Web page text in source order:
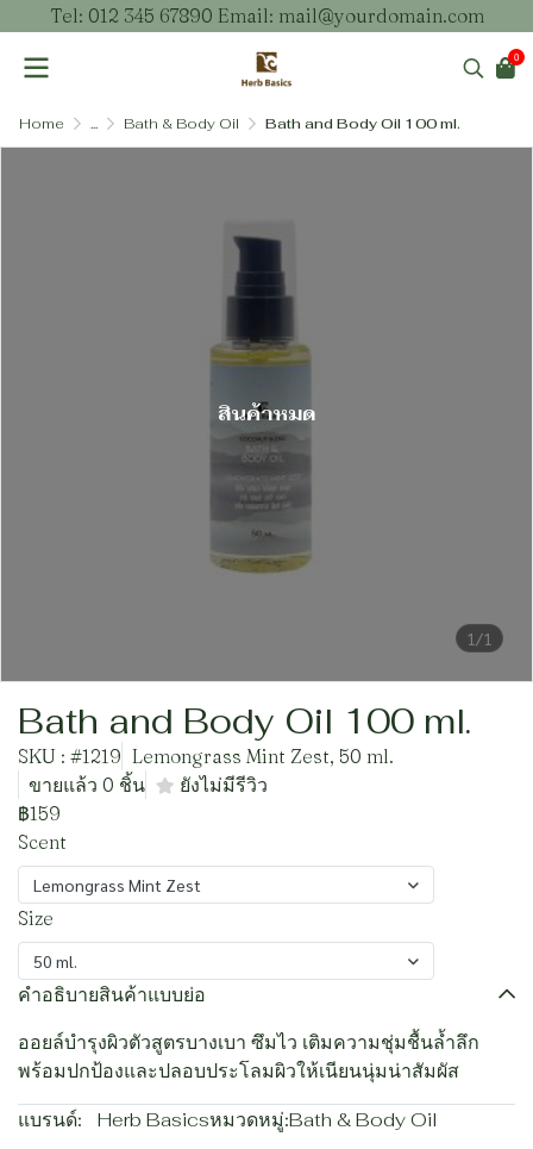
Tel: 012 345 67890 Email: mail@yourdomain.com
0
Home ... Bath & Body Oil Bath and Body Oil 100 ml.
1/1
สินค้าหมด
Bath and Body Oil 100 ml.
SKU : #1219 Lemongrass Mint Zest, 50 ml.
ขายแล้ว 0 ชิ้น
ยังไม่มีรีวิว
฿159
Scent
Lemongrass Mint Zest
Size
50 ml.
คำอธิบายสินค้าแบบย่อ
ออยล์บำรุงผิวตัวสูตรบางเบา ซึมไว เติมความชุ่มชื้นล้ำลึก
พร้อมปกป้องและปลอบประโลมผิวให้เนียนนุ่มน่าสัมผัส
แบรนด์: Herb Basicsหมวดหมู่:Bath & Body Oil